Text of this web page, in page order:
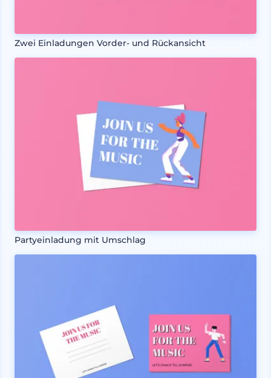
Zwei Einladungen Vorder- und Rückansicht
Partyeinladung mit Umschlag